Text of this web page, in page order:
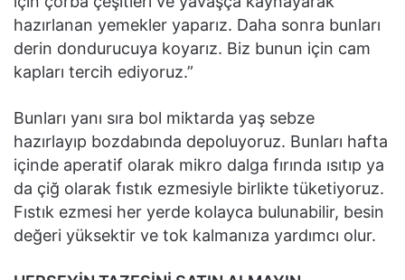
hazırlanan yemekler yaparız. Daha sonra bunları
derin dondurucuya koyarız. Biz bunun için cam
kapları tercih ediyoruz.”
Bunları yanı sıra bol miktarda yaş sebze
hazırlayıp bozdabında depoluyoruz. Bunları hafta
içinde aperatif olarak mikro dalga fırında ısıtıp ya
da çiğ olarak fıstık ezmesiyle birlikte tüketiyoruz.
Fıstık ezmesi her yerde kolayca bulunabilir, besin
değeri yüksektir ve tok kalmanıza yardımcı olur.